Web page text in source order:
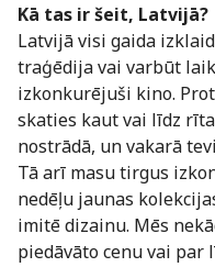
Kā tas ir šeit, Latvijā?
Latvijā visi gaida
traģēdija vai varbūt
izkonkurējuši kino.
skaties kaut vai līdz
nostrādā, un vakarā
Tā arī masu tirgus
nedēļu jaunas
imitē dizainu. Mēs
piedāvāto cenu vai par